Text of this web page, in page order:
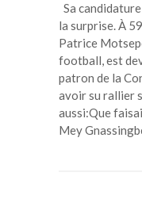
Sa
la surprise. À
Patrice
football, est
patron de la
avoir su rallier
aussi:Que
Mey